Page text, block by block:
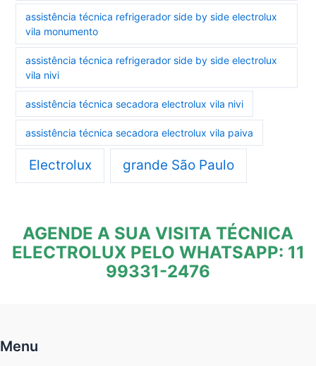
assistência técnica refrigerador side by side electrolux
vila monumento
assistência técnica refrigerador side by side electrolux
vila nivi
assistência técnica secadora electrolux vila nivi
assistência técnica secadora electrolux vila paiva
Electrolux grande São Paulo
AGENDE A SUA VISITA TÉCNICA
ELECTROLUX PELO WHATSAPP: 11
99331-2476
Menu